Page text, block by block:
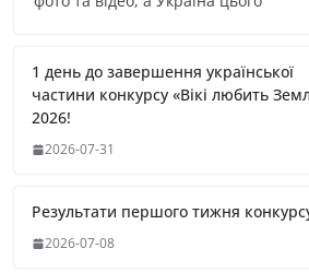
1 день до завершення української
частини конкурсу «Вікі любить
2026!
2026-07-31
Результати першого тижня
2026-07-08